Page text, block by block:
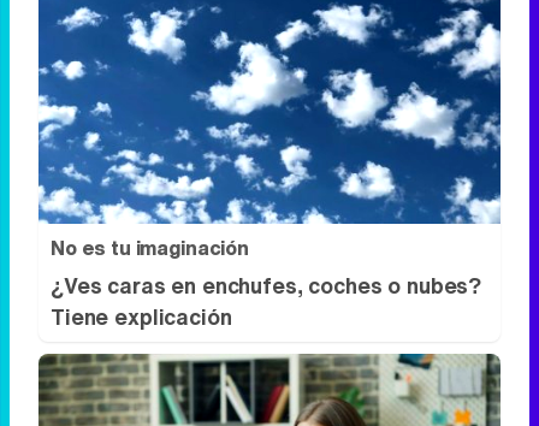
Lujo con carácter
Una joya para mujeres que no piden
permiso